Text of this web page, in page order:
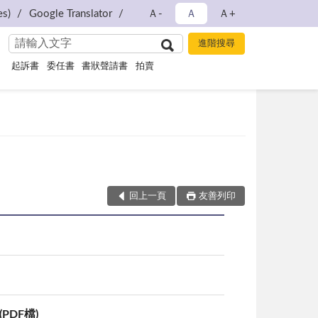
Google Translator Ａ- Ａ Ａ+
起訴書 委任書 書狀聲請書 拍賣
回上一頁 友善列印
檔)